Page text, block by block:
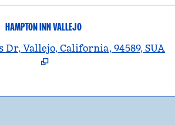
HAMPTON INN VALLEJO
Dr, Vallejo, California, 94589, SUA